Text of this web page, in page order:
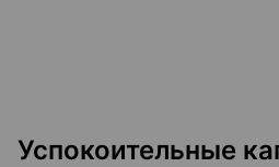
Успокоительные